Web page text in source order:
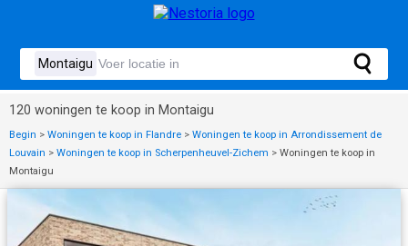
120 woningen te koop in Montaigu
Begin > Woningen te koop in Flandre > Woningen te koop in Arrondissement de
Louvain > Woningen te koop in Scherpenheuvel-Zichem > Woningen te koop in
Montaigu